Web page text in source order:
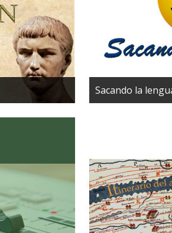
Sacando la